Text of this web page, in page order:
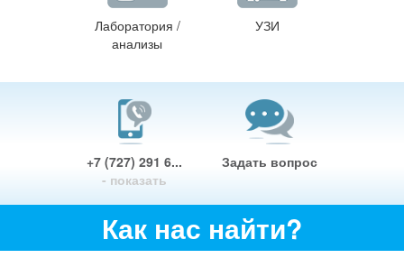
Лаборатория /
анализы
УЗИ
+7 (727) 291 6...
- показать
Задать вопрос
Как нас найти?